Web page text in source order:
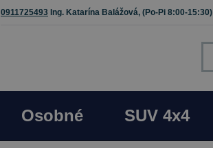
0911725493 Ing. Katarína Balážová, (Po-Pi 8:00-15:30)
Osobné SUV 4x4